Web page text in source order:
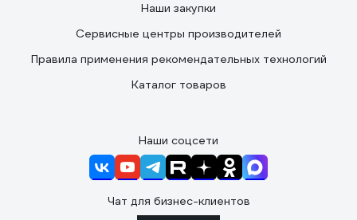
Наши закупки
Сервисные центры производителей
Правила применения рекомендательных технологий
Каталог товаров
Наши соцсети
Чат для бизнес-клиентов